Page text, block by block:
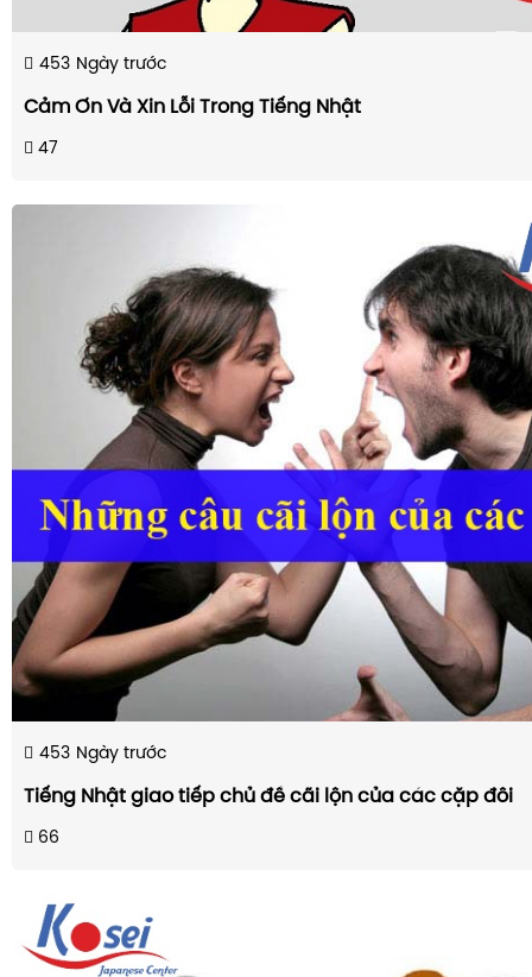
453 Ngày trước
Cảm Ơn Và Xin Lỗi Trong Tiếng Nhật
47
453 Ngày trước
Tiếng Nhật giao tiếp chủ đề cãi lộn của các cặp đôi
66